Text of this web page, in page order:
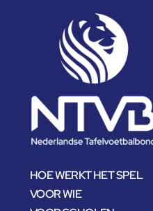
HOE WERKT HET SPEL
VOOR WIE